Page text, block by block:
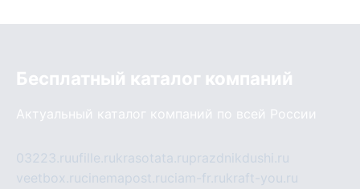
Бесплатный каталог компаний
Актуальный каталог компаний по всей России
03223.ruufille.rukrasotata.ruprazdnikdushi.ru
veetbox.rucinemapost.ruciam-fr.rukraft-you.ru